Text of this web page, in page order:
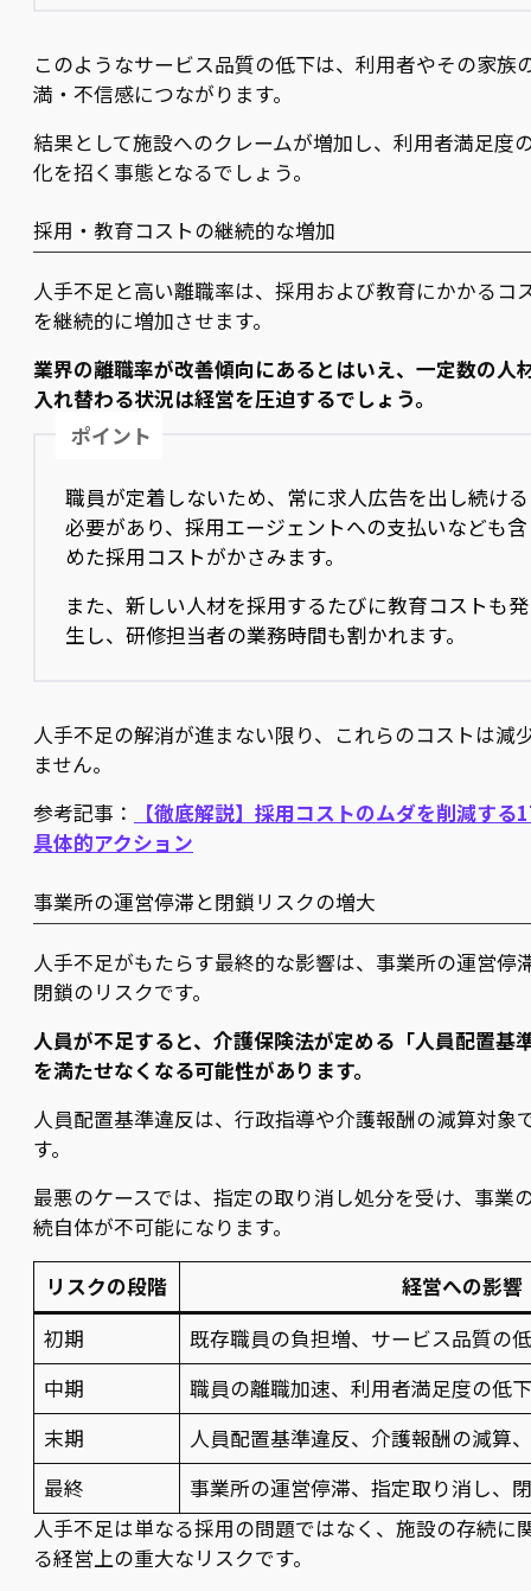
このようなサービス品質の低下は、利用者やその家族
満・不信感につながります。
結果として施設へのクレームが増加し、利用者満足度
化を招く事態となるでしょう。
採用・教育コストの継続的な増加
人手不足と高い離職率は、採用および教育にかかるコ
を継続的に増加させます。
業界の離職率が改善傾向にあるとはいえ、一定数の人
入れ替わる状況は経営を圧迫するでしょう。
ポイント
職員が定着しないため、常に求人広告を出し続ける
必要があり、採用エージェントへの支払いなども含
めた採用コストがかさみます。
また、新しい人材を採用するたびに教育コストも発
生し、研修担当者の業務時間も割かれます。
人手不足の解消が進まない限り、これらのコストは減
ません。
参考記事：
【徹底解説】採用コストのムダを削減する
具体的アクション
事業所の運営停滞と閉鎖リスクの増大
人手不足がもたらす最終的な影響は、事業所の運営停
閉鎖のリスクです。
人員が不足すると、介護保険法が定める「人員配置基
を満たせなくなる可能性があります。
人員配置基準違反は、行政指導や介護報酬の減算対象
す。
最悪のケースでは、指定の取り消し処分を受け、事業
続自体が不可能になります。
リスクの段階
経営への影響
初期
既存職員の負担増、サービス品質の
中期
職員の離職加速、利用者満足度の低
末期
人員配置基準違反、介護報酬の減算
最終
事業所の運営停滞、指定取り消し、
人手不足は単なる採用の問題ではなく、施設の存続に
る経営上の重大なリスクです。